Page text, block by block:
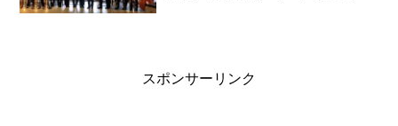
スポンサーリンク